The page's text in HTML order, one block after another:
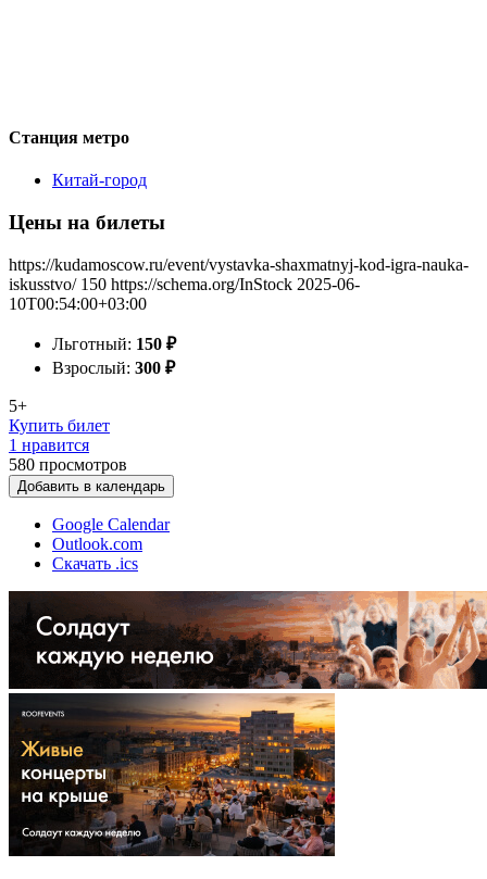
Станция метро
Китай-город
Цены на билеты
https://kudamoscow.ru/event/vystavka-shaxmatnyj-kod-igra-nauka-
iskusstvo/ 150 https://schema.org/InStock 2025-06-
10T00:54:00+03:00
Льготный: 150 ₽
Взрослый: 300 ₽
5+
Купить билет
1 нравится
580 просмотров
Добавить в календарь
Google Calendar
Outlook.com
Скачать .ics